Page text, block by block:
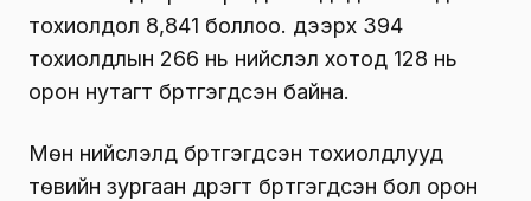
тохиолдол 8,841 боллоо. дээрх 394
тохиолдлын 266 нь нийслэл хотод 128 нь
орон нутагт бүртгэгдсэн байна.
Мөн нийслэлд бүртгэгдсэн тохиолдлууд
төвийн зургаан дүүрэгт бүртгэгдсэн бол орон